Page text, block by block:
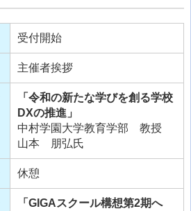
受付開始
主催者挨拶
「令和の新たな学びを創る学校
DXの推進」
中村学園大学教育学部 教授
山本 朋弘氏
休憩
「GIGAスクール構想第2期へ